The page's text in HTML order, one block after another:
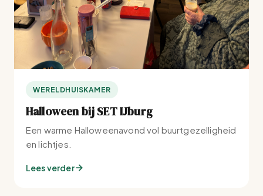
WERELDHUISKAMER
Halloween bij SET IJburg
Een warme Halloweenavond vol buurtgezelligheid
en lichtjes.
Lees verder